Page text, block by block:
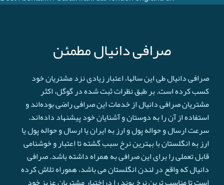
صرافی دانیال مطمئن
صرافی دانیال طی این سالها، اعتبار زیادی نزد مشتریان خود
کسب کرده است. بر طبق نظرات ثبت شده در گوگل، اکثر
مشتریان صرافی دانیال از خدمات این صرافی راضی بوده‌اند و
استفاده از آن را به دوستان و آشنایان خود پیشنهاد داده‌اند.
سرعت ارسال و حواله پول و ارز به ایران یا ارسال و حواله پول یا
ارز به انگلستان با بهترین نرخ سبب گشته تا اعتبار و خوشنامی
قابل تعملی را برای این صرافی به همراه داشته باشد. صرافی
دانیال که واقع در لندن انگلستان می باشد، هموراه تلاش کرده